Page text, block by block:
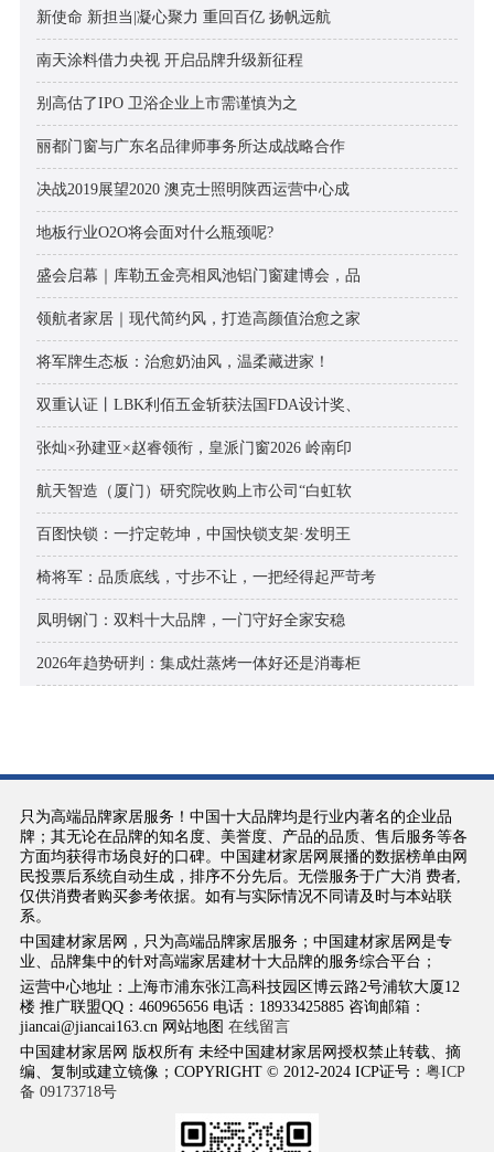
新使命 新担当|凝心聚力 重回百亿 扬帆远航
南天涂料借力央视 开启品牌升级新征程
别高估了IPO 卫浴企业上市需谨慎为之
丽都门窗与广东名品律师事务所达成战略合作
决战2019展望2020 澳克士照明陕西运营中心成
地板行业O2O将会面对什么瓶颈呢?
盛会启幕｜库勒五金亮相凤池铝门窗建博会，品
领航者家居｜现代简约风，打造高颜值治愈之家
将军牌生态板：治愈奶油风，温柔藏进家！
双重认证丨LBK利佰五金斩获法国FDA设计奖、
张灿×孙建亚×赵睿领衔，皇派门窗2026 岭南印
航天智造（厦门）研究院收购上市公司“白虹软
百图快锁：一拧定乾坤，中国快锁支架·发明王
椅将军：品质底线，寸步不让，一把经得起严苛考
凤明钢门：双料十大品牌，一门守好全家安稳
2026年趋势研判：集成灶蒸烤一体好还是消毒柜
只为高端品牌家居服务！中国十大品牌均是行业内著名的企业品
牌；其无论在品牌的知名度、美誉度、产品的品质、售后服务等各
方面均获得市场良好的口碑。中国建材家居网展播的数据榜单由网
民投票后系统自动生成，排序不分先后。无偿服务于广大消 费者,
仅供消费者购买参考依据。如有与实际情况不同请及时与本站联
系。
中国建材家居网，只为高端品牌家居服务；中国建材家居网是专
业、品牌集中的针对高端家居建材十大品牌的服务综合平台；
运营中心地址：上海市浦东张江高科技园区博云路2号浦软大厦12
楼 推广联盟QQ：460965656 电话：18933425885 咨询邮箱：
jiancai@jiancai163.cn 网站地图 在线留言
中国建材家居网 版权所有 未经中国建材家居网授权禁止转载、摘
编、复制或建立镜像；COPYRIGHT © 2012-2024 ICP证号： 粤ICP
备 09173718号